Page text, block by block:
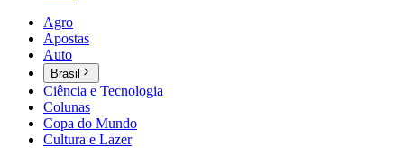
Agro
Apostas
Auto
Brasil
Ciência e Tecnologia
Colunas
Copa do Mundo
Cultura e Lazer